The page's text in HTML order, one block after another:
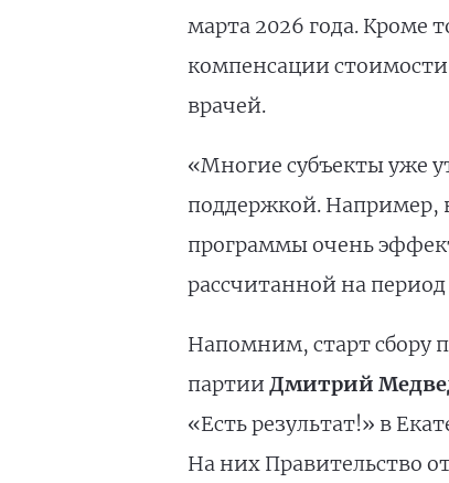
марта 2026 года. Кроме
компенсации
врачей.
«Многие субъекты уже
поддержкой. Например,
программы очень
рассчитанной на
Напомним, старт сбору
партии Дмитрий
«Есть результат!» в
На них Правительство